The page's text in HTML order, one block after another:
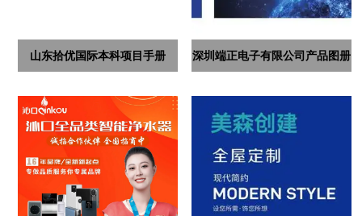
山东拾优国际本科项目手册 深圳端正电子有限公司产品图册